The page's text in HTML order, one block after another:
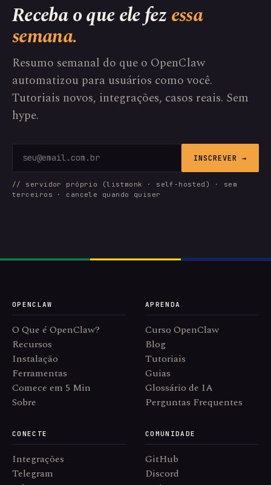
Receba o que ele fezessa
semana.
Resumo semanal do que o OpenClaw
automatizou para usuários como você.
Tutoriais novos, integrações, casos reais. Sem
hype.
INSCREVER →
// servidor próprio (listmonk · self-hosted) · sem
terceiros · cancele quando quiser
OPENCLAW
O Que é OpenClaw?
Recursos
Instalação
Ferramentas
Comece em 5 Min
Sobre
APRENDA
Curso OpenClaw
Blog
Tutoriais
Guias
Glossário de IA
Perguntas Frequentes
CONECTE
Integrações
Telegram
COMUNIDADE
GitHub
Discord